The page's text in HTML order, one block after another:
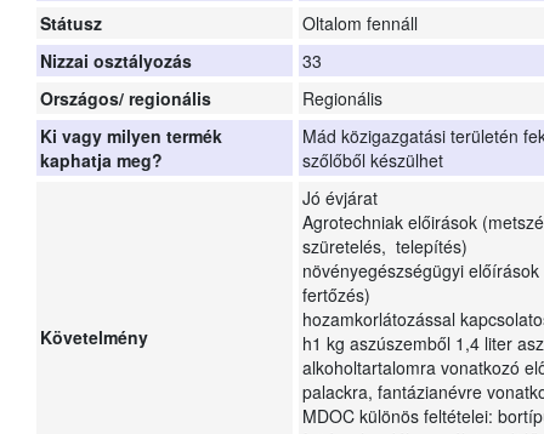
Státusz
Oltalom fennáll
Nizzai osztályozás
33
Országos/ regionális
Regionális
Ki vagy milyen termék
kaphatja meg?
Mád közigazgatási területén
szőlőből készülhet
Követelmény
Jó évjárat
Agrotechniak előirások
szüretelés, telepítés)
növényegészségügyi
fertőzés)
hozamkorlátozással
h1 kg aszúszemből 1,4 liter
alkoholtartalomra vonatkozó
palackra, fantázianévre
MDOC különös feltételei: